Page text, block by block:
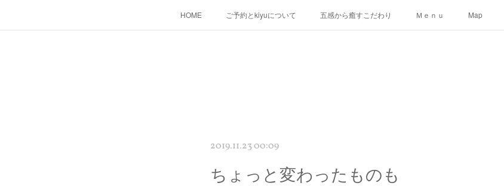
HOME ご予約とkiyuについて 五感から癒すこだわり Ｍｅｎｕ Map
2019.11.23 00:09
ちょっと変わったものも